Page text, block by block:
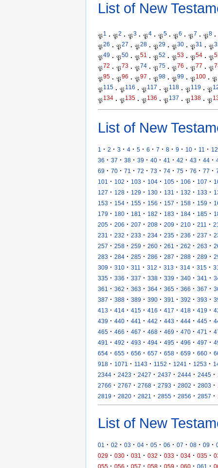
List of New
𝔓1 · 𝔓2 · 𝔓3 · 𝔓4 · 𝔓5 · 𝔓6 · 𝔓7 · 𝔓8 ·
𝔓26 · 𝔓27 · 𝔓28 · 𝔓29 · 𝔓30 · 𝔓31 · 𝔓
𝔓49 · 𝔓50 · 𝔓51 · 𝔓52 · 𝔓53 · 𝔓54 · 𝔓
𝔓72 · 𝔓73 · 𝔓74 · 𝔓75 · 𝔓76 · 𝔓77 · 𝔓
𝔓95 · 𝔓96 · 𝔓97 · 𝔓98 · 𝔓99 · 𝔓100 · 𝔓
𝔓115 · 𝔓116 · 𝔓117 · 𝔓118 · 𝔓119 · 𝔓
𝔓134 · 𝔓135 · 𝔓136 · 𝔓137 · 𝔓138 · 𝔓
List of New
1 · 2 · 3 · 4 · 5 · 6 · 7 · 8 · 9 · 10 · 11 · 12
36 · 37 · 38 · 39 · 40 · 41 · 42 · 43 · 44 ·
69 · 70 · 71 · 72 · 73 · 74 · 75 · 76 · 77 ·
101
· 102 · 103 · 104 · 105 · 106 · 107 ·
127 · 128 · 129 · 130 · 131 · 132 · 133 ·
153 · 154 · 155 · 156 · 157 · 158 · 159 ·
179 · 180 · 181 · 182 · 183 · 184 · 185 ·
205 · 206 · 207 · 208 · 209 · 210 · 211 ·
231
· 232 · 233 · 234 · 235 · 236 · 237 ·
257 · 258 · 259 · 260 · 261 · 262 · 263 ·
283 · 284 · 285 · 286 · 287 · 288 · 289 ·
309 · 310 · 311 · 312 · 313 · 314 · 315 ·
335 · 336 · 337 · 338 · 339 · 340 · 341 ·
361
· 362 · 363 · 364 · 365 · 366 · 367 ·
387 · 388 · 389 · 390 · 391 · 392 · 393 ·
413 · 414 · 415 · 416 · 417 · 418 · 419 ·
439 · 440 · 441 · 442 · 443 · 444 · 445 ·
465 · 466 · 467 · 468 · 469 · 470 · 471 ·
491
· 492 · 493 · 494 · 495 · 496 · 497 ·
654 · 655 · 656 · 657 · 658 · 659 · 660 ·
918 · 1071 · 1143 · 1152 · 1241 · 1253 ·
2344 · 2423 · 2427 · 2437 · 2444 · 2445 ·
2766 · 2767 · 2768 · 2793 · 2802 · 2803 ·
2819 · 2820 · 2821 · 2855 · 2856 · 2857 ·
List of New
01 · 02 · 03 · 04 · 05 · 06 · 07 · 08 · 09 ·
029 · 030 · 031 · 032 · 033 · 034 · 035 ·
055 · 056 · 057 · 058 · 059 · 060 · 061 ·